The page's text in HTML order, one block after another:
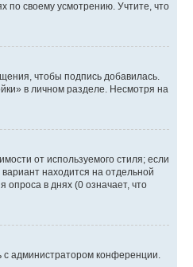
по своему усмотрению. Учтите, что
чтобы подпись добавилась.
в личном разделе. Несмотря на
от используемого стиля; если
находится на отдельной
опроса в днях (0 означает, что
администратором конференции.